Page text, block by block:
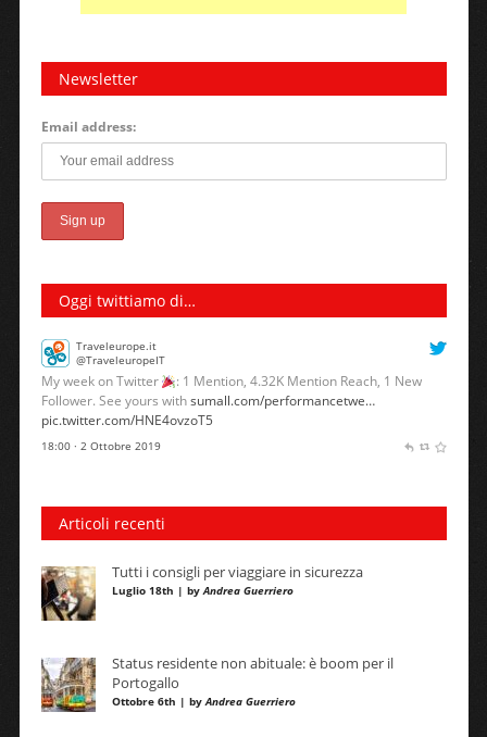
Newsletter
Email address:
Oggi twittiamo di…
Traveleurope.it
@TraveleuropeIT
My week on Twitter
: 1 Mention, 4.32K Mention Reach, 1 New
Follower. See yours withsumall.com/performancetwe…
pic.twitter.com/HNE4ovzoT5
18:00 · 2 Ottobre 2019
Articoli recenti
Tutti i consigli per viaggiare in sicurezza
Luglio 18th | byAndrea Guerriero
Status residente non abituale: è boom per il
Portogallo
Ottobre 6th | byAndrea Guerriero